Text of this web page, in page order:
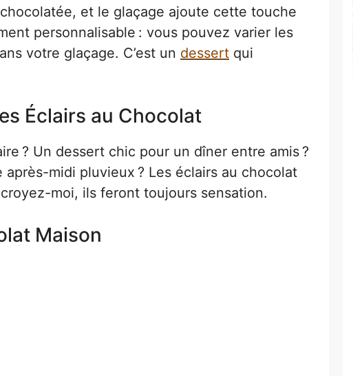
et le glaçage ajoute cette touche
personnalisable : vous pouvez varier les
votre glaçage. C’est un dessert qui
Éclairs au Chocolat
? Un dessert chic pour un dîner entre amis ?
midi pluvieux ? Les éclairs au chocolat
moi, ils feront toujours sensation.
Maison